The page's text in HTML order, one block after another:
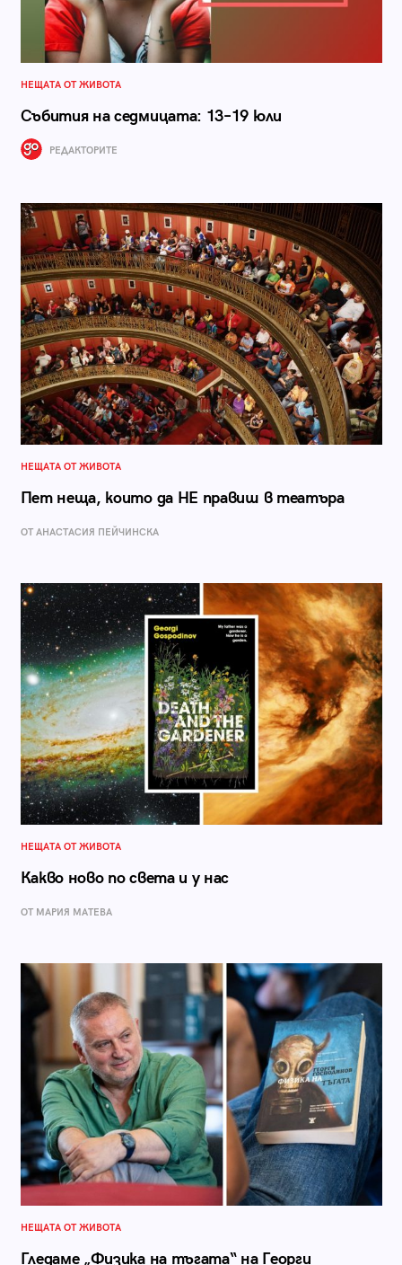
НЕЩАТА ОТ ЖИВОТА
Събития на седмицата: 13–19 юли
РЕДАКТОРИТЕ
НЕЩАТА ОТ ЖИВОТА
Пет неща, които да НЕ правиш в театъра
ОТ AНАСТАСИЯ ПЕЙЧИНСКА
НЕЩАТА ОТ ЖИВОТА
Какво ново по света и у нас
ОТ МАРИЯ МАТЕВА
НЕЩАТА ОТ ЖИВОТА
Гледаме „Физика на тъгата“ на Георги